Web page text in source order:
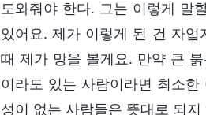
도와줘야 한다. 그는 이렇게 말
있어요. 제가 이렇게 된 건 자업
때 제가 망을 볼게요. 만약 큰
이라도 있는 사람이라면 최소
성이 없는 사람들은 뜻대로 되